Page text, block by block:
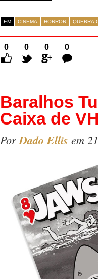
EM CINEMA HORROR QUEBRA-
0 0 0
0
Baralhos
Caixa de
PorDado Ellis em